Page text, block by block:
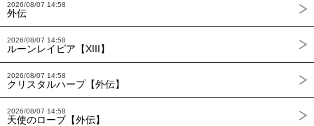
2026/08/07 14:58
外伝
2026/08/07 14:58
ルーンレイピア【XIII】
2026/08/07 14:58
クリスタルハープ【外伝】
2026/08/07 14:58
天使のローブ【外伝】